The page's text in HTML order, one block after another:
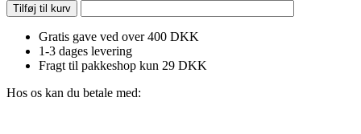
Tilføj til kurv
Gratis gave ved over 400 DKK
1-3 dages levering
Fragt til pakkeshop kun 29 DKK
Hos os kan du betale med: